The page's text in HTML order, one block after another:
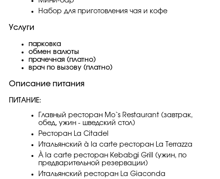
Набор для приготовления чая и кофе
Услуги
парковка
обмен валюты
прачечная (платно)
врач по вызову (платно)
Описание питания
ПИТАНИЕ:
Главный ресторан Mo`s Restaurant (завтрак,
обед, ужин - шведский стол)
Ресторан La Citadel
Итальянский à la carte ресторан La Terrazza
À la carte ресторан Kebabgi Grill (ужин, по
предварительной резервации)
Итальянский ресторан La Giaconda